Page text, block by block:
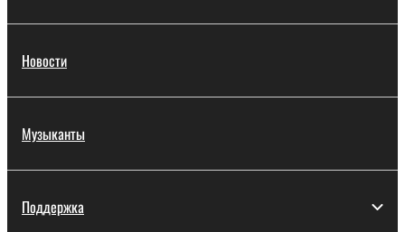
Новости
Музыканты
Поддержка